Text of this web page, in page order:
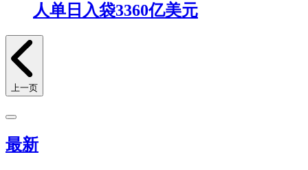
人单日入袋3360亿美元
上一页
最新